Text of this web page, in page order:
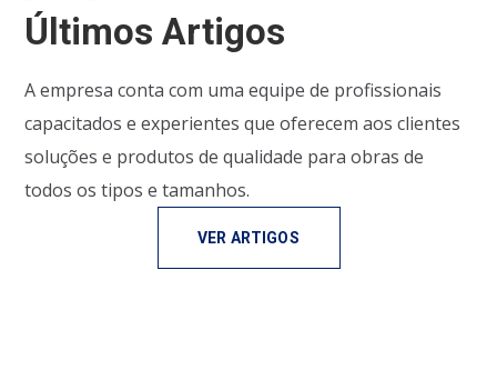
Últimos Artigos
A empresa conta com uma equipe de profissionais
capacitados e experientes que oferecem aos clientes
soluções e produtos de qualidade para obras de
todos os tipos e tamanhos.
VER ARTIGOS